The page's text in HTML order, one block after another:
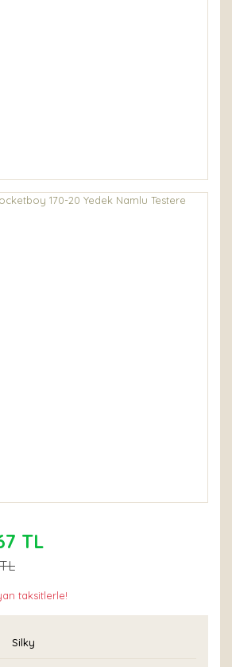
TL
taksitlerle!
Silky